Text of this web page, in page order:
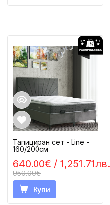
640.00€ / 1,251.71лв.
950.00€
Тапициран сет - Line -
160/200см
Купи